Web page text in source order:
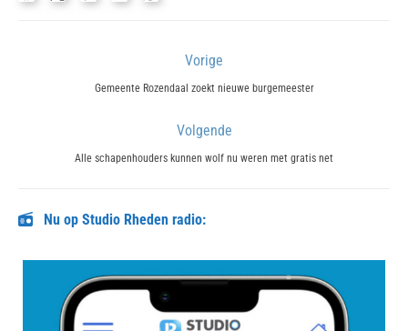
navigatie
Vorige
Previous
Gemeente Rozendaal zoekt nieuwe burgemeester
Volgende
Next
Alle schapenhouders kunnen wolf nu weren met gratis net
Nu op Studio Rheden radio: